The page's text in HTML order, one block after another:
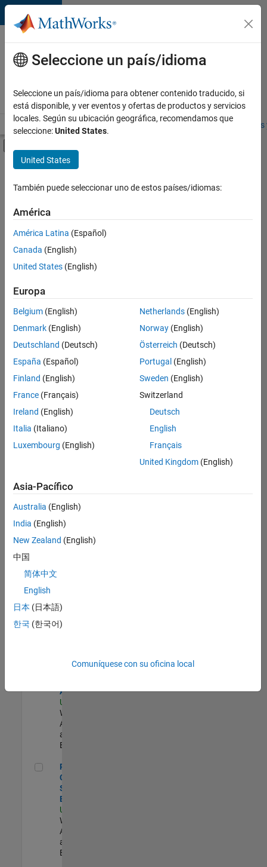
Saltar al contenido
Ofertas
de
empleo
MathWorks
Visión general Búsqueda de empleo Oficinas locales
Contenido principal
FILTRADO POR
Technical Sales Engineering
Product Marketing
Ordenar por
Guardar
empleos
seleccionados
No se
han
traducido
todos
los
empleos.
Busque
por
ubicación
todos
empleos
en su
zona.
Product Strategy Lead - Cloud & Ecosystem for Simulink
Ecosystem for
US-MA-Natick
Experimentado
Architect
US-MA-Natick
Web
Applications
and Services |
Experimentado
Principal Cloud Software Engineer
Principal
Cloud
Software
Engineer
US-MA-Natick
Web
Applications
and Services |
Experimentado
Seleccione un país/idioma
Seleccione un país/idioma para obtener contenido traducido, si
está disponible, y ver eventos y ofertas de productos y servicios
locales. Según su ubicación geográfica, recomendamos que
seleccione:United States.
United States
También puede seleccionar uno de estos países/idiomas:
América
América Latina (Español)
Canada (English)
United States (English)
Europa
Belgium (English)
Denmark (English)
Deutschland (Deutsch)
España (Español)
Finland (English)
France (Français)
Ireland (English)
Italia (Italiano)
Luxembourg (English)
Netherlands(English)
Norway(English)
Österreich (Deutsch)
Portugal (English)
Sweden (English)
Switzerland
Deutsch
English
Français
United Kingdom(English)
Asia-Pacífico
Australia (English)
India (English)
New Zealand (English)
中国
简体中文
English
日本 (日本語)
한국 (한국어)
Comuníquese con su oficina local